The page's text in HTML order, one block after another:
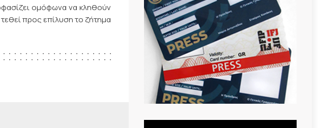
ομόφωνα να κληθούν
προς επίλυση το ζήτημα